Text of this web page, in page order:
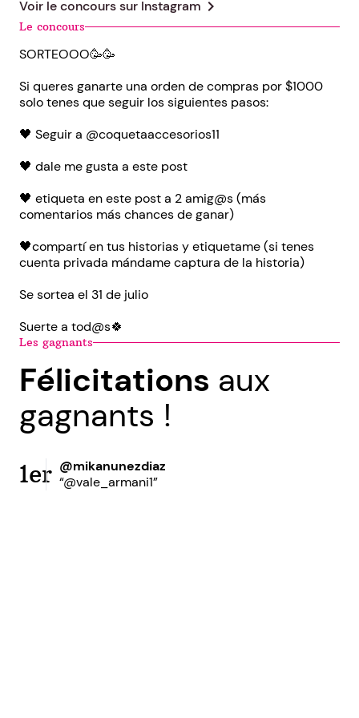
Voir le concours sur Instagram chevron_right
Le concours
SORTEOOO🥳🥳
Si queres ganarte una orden de compras por $1000
solo tenes que seguir los siguientes pasos:
🖤 Seguir a @coquetaaccesorios11
🖤 dale me gusta a este post
🖤 etiqueta en este post a 2 amig@s (más
comentarios más chances de ganar)
🖤compartí en tus historias y etiquetame (si tenes
cuenta privada mándame captura de la historia)
Se sortea el 31 de julio
Suerte a tod@s🍀
Les gagnants
Félicitations aux
gagnants !
1er @mikanunezdiaz
“@vale_armani1”